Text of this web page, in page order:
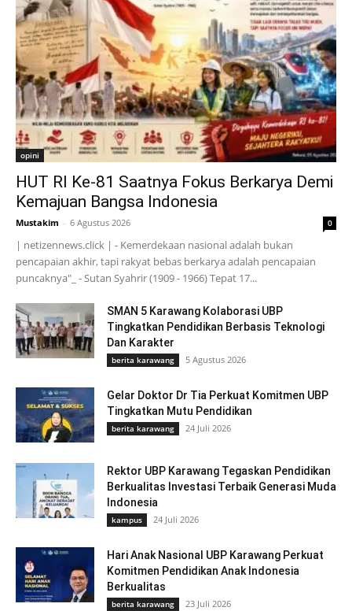
opini
HUT RI Ke-81 Saatnya Fokus Berkarya Demi
Kemajuan Bangsa Indonesia
Mustakim - 6 Agustus 2026 0
| netizennews.click | - Kemerdekaan nasional adalah bukan
pencapaian akhir, tapi rakyat bebas berkarya adalah pencapaian
puncaknya"_ - Sutan Syahrir (1909 - 1966) Tepat 17...
SMAN 5 Karawang Kolaborasi UBP
Tingkatkan Pendidikan Berbasis Teknologi
Dan Karakter
berita karawang 5 Agustus 2026
Gelar Doktor Dr Tia Perkuat Komitmen UBP
Tingkatkan Mutu Pendidikan
berita karawang 24 Juli 2026
Rektor UBP Karawang Tegaskan Pendidikan
Berkualitas Investasi Terbaik Generasi Muda
Indonesia
kampus 24 Juli 2026
Hari Anak Nasional UBP Karawang Perkuat
Komitmen Pendidikan Anak Indonesia
Berkualitas
berita karawang 23 Juli 2026